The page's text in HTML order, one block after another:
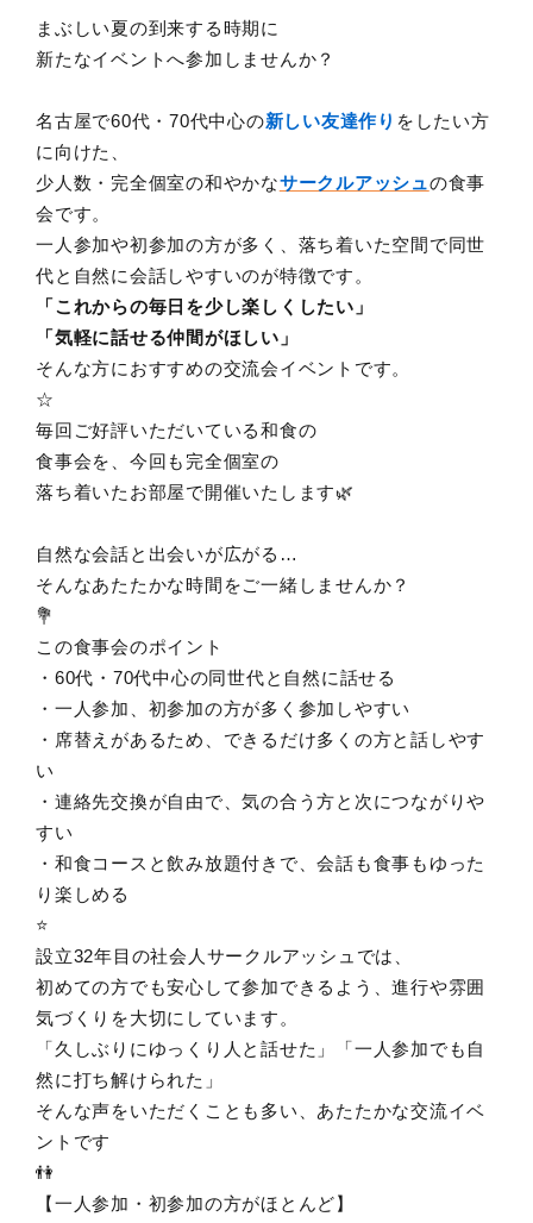
まぶしい夏の到来する時期に
新たなイベントへ参加しませんか？
名古屋で60代・70代中心の新しい友達作り をしたい方
に向けた、
少人数・完全個室の和やかなサークルアッシュの食事
会です。
一人参加や初参加の方が多く、落ち着いた空間で同世
代と自然に会話しやすいのが特徴です。
「これからの毎日を少し楽しくしたい」
「気軽に話せる仲間がほしい」
そんな方におすすめの交流会イベントです。
☆
毎回ご好評いただいている和食の
食事会を、今回も完全個室の
落ち着いたお部屋で開催いたします🌿
自然な会話と出会いが広がる…
そんなあたたかな時間をご一緒しませんか？
💐
この食事会のポイント
・60代・70代中心の同世代と自然に話せる
・一人参加、初参加の方が多く参加しやすい
・席替えがあるため、できるだけ多くの方と話しやす
い
・連絡先交換が自由で、気の合う方と次につながりや
すい
・和食コースと飲み放題付きで、会話も食事もゆった
り楽しめる
⭐️
設立32年目の社会人サークルアッシュでは、
初めての方でも安心して参加できるよう、進行や雰囲
気づくりを大切にしています。
「久しぶりにゆっくり人と話せた」「一人参加でも自
然に打ち解けられた」
そんな声をいただくことも多い、あたたかな交流イベ
ントです
👫
【一人参加・初参加の方がほとんど】